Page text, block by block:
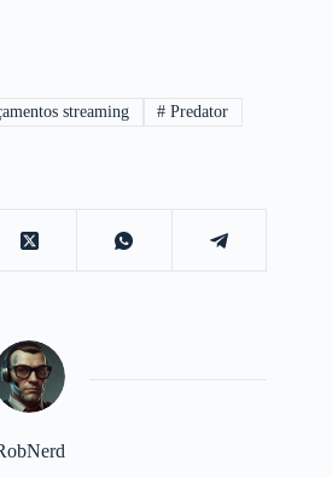
streaming # Predator